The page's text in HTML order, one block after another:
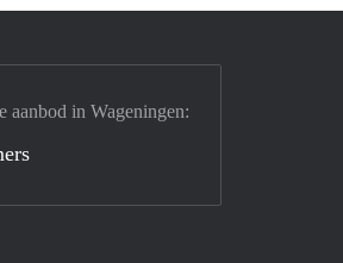
aanbod in Wageningen: